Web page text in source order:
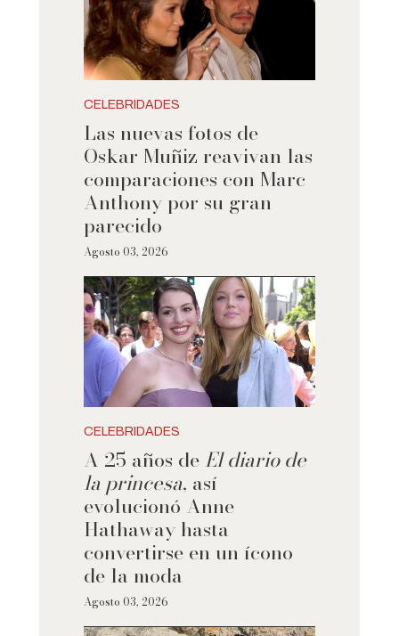
CELEBRIDADES
Las nuevas fotos de
Oskar Muñiz reavivan las
comparaciones con Marc
Anthony por su gran
parecido
Agosto 03, 2026
CELEBRIDADES
A 25 años de El diario de
la princesa, así
evolucionó Anne
Hathaway hasta
convertirse en un ícono
de la moda
Agosto 03, 2026